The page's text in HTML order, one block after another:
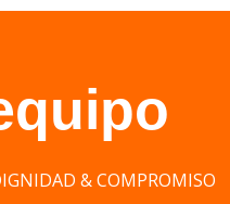
& COMPROMISO